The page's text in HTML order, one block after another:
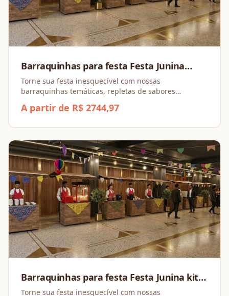
Barraquinhas para festa Festa Junina
(Combo a partir de 4 barracas)
Torne sua festa inesquecível com nossas
barraquinhas temáticas, repletas de sabores
A partir de R$ 2744,97
Barraquinhas para festa Festa Junina kit
de 1 a 3 barracas
Torne sua festa inesquecível com nossas